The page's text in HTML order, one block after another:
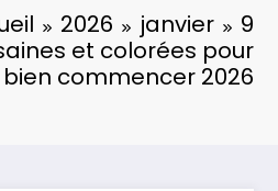
2026 janvier
9
et colorées pour
bien commencer 2026